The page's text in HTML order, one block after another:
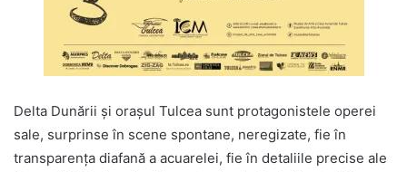
Delta Dunării și orașul Tulcea sunt protagonistele operei
sale, surprinse în scene spontane, neregizate, fie în
transparența diafană a acuarelei, fie în detaliile precise ale